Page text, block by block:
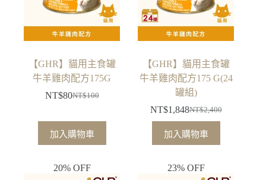
【GHR】貓用主食罐
牛羊雞肉配方175G
NT$100
價
格：
NT$80
價
格：
加入購物車
【GHR】貓用主食罐
牛羊雞肉配方175 G(24
罐組)
NT$2,400
始
價
NT$2,400。
NT$1,848
前
價
NT$1,848。
加入購物車
20% OFF 23% OFF